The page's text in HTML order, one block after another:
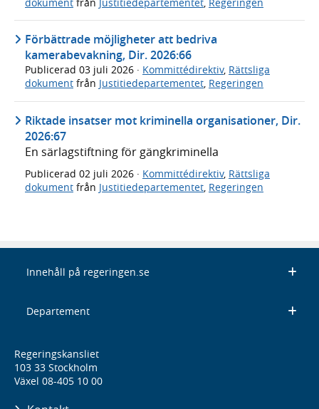
Förbättrade möjligheter att bedriva
kamerabevakning, Dir. 2026:66
Publicerad 03 juli 2026 · Kommittédirektiv, Rättsliga
dokument från Justitiedepartementet, Regeringen
Riktade insatser mot kriminella organisationer, Dir.
2026:67
En särlagstiftning för gängkriminella
Publicerad 02 juli 2026 · Kommittédirektiv, Rättsliga
dokument från Justitiedepartementet, Regeringen
Innehåll på regeringen.se
Departement
Regeringskansliet
103 33 Stockholm
Växel 08-405 10 00